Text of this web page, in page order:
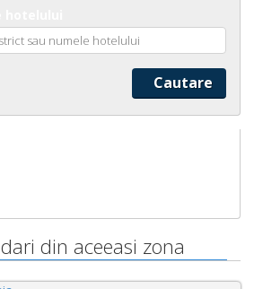
din aceeasi zona